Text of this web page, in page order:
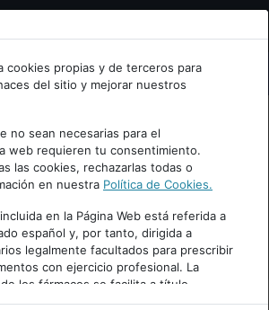
con tu email.
Cancelar
cookies propias y de terceros para
del sitio y mejorar nuestros
no sean necesarias para el
web requieren tu consentimiento.
las cookies, rechazarlas todas o
en nuestra Política de Cookies.
en la Página Web está referida a
español y, por tanto, dirigida a
legalmente facultados para prescribir
con ejercicio profesional. La
los fármacos se facilita a título
siendo responsabilidad de los